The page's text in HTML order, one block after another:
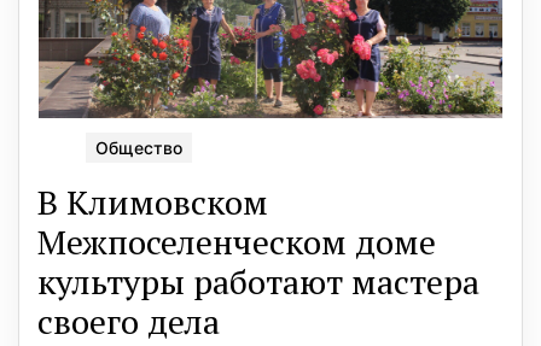
Общество
В Климовском
Межпоселенческом доме
культуры работают мастера
своего дела